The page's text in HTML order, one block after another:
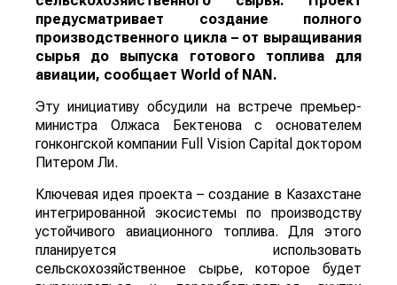
предусматривает создание полного
производственного цикла – от выращивания
сырья до выпуска готового топлива для
авиации, сообщает World of NAN .
Эту инициативу обсудили на встрече премьер-
министра Олжаса Бектенова с основателем
гонконгской компании Full Vision Capital доктором
Питером Ли.
Ключевая идея проекта – создание в Казахстане
интегрированной экосистемы по производству
устойчивого авиационного топлива. Для этого
планируется использовать
сельскохозяйственное сырье, которое будет